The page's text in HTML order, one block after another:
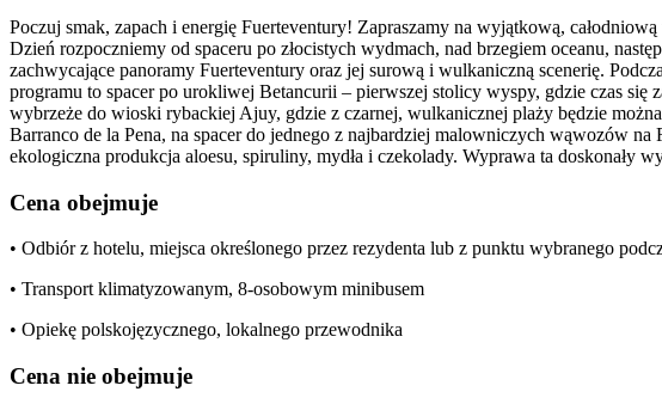
Poczuj smak, zapach i energię Fuerteventury! Zapraszamy na wyjątkową,
Dzień rozpoczniemy od spaceru po złocistych wydmach, nad brzegiem oceanu,
zachwycające panoramy Fuerteventury oraz jej surową i wulkaniczną scenerię.
programu to spacer po urokliwej Betancurii – pierwszej stolicy wyspy, gdzie czas się
wybrzeże do wioski rybackiej Ajuy, gdzie z czarnej, wulkanicznej plaży będzie
Barranco de la Pena, na spacer do jednego z najbardziej malowniczych wąwozów
ekologiczna produkcja aloesu, spiruliny, mydła i czekolady. Wyprawa ta doskonały
Cena obejmuje
• Odbiór z hotelu, miejsca określonego przez rezydenta lub z punktu wybranego
• Transport klimatyzowanym, 8-osobowym minibusem
• Opiekę polskojęzycznego, lokalnego przewodnika
Cena nie obejmuje